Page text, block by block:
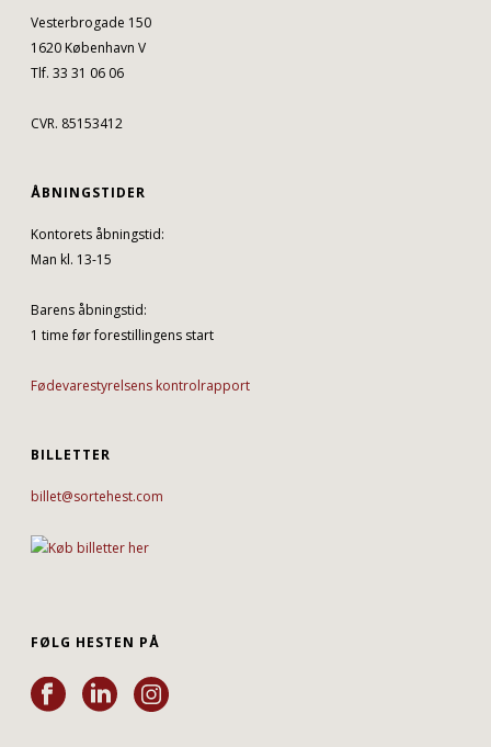
Vesterbrogade 150
1620 København V
Tlf. 33 31 06 06
CVR. 85153412
ÅBNINGSTIDER
Kontorets åbningstid:
Man kl. 13-15
Barens åbningstid:
1 time før forestillingens start
Fødevarestyrelsens kontrolrapport
BILLETTER
billet@sortehest.com
FØLG HESTEN PÅ